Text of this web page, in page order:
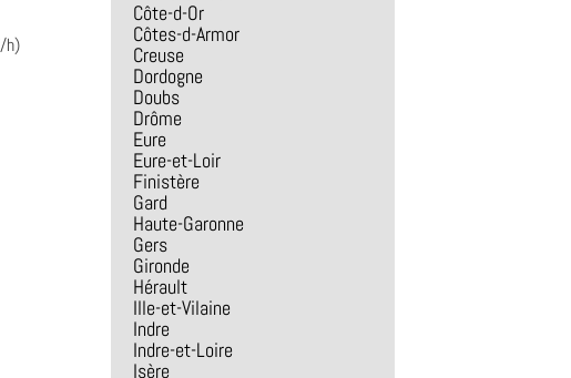
h)
Côte-d-Or
Côtes-d-Armor
Creuse
Dordogne
Doubs
Drôme
Eure
Eure-et-Loir
Finistère
Gard
Haute-Garonne
Gers
Gironde
Hérault
Ille-et-Vilaine
Indre
Indre-et-Loire
Isère